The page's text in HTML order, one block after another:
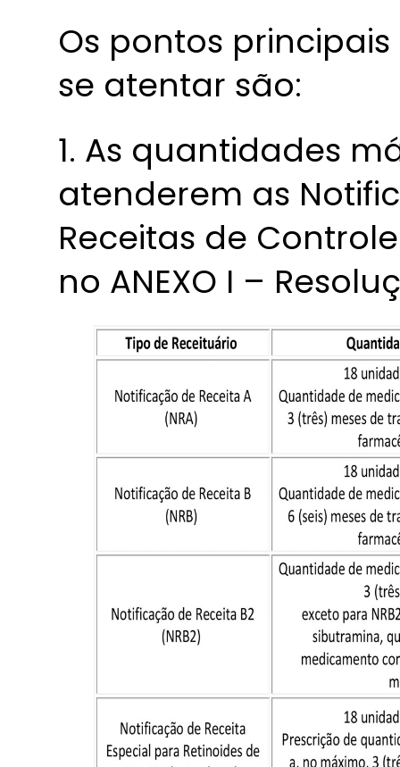
Os pontos
se atentar são:
1. As quantidades
atenderem as
Receitas de
no ANEXO I –